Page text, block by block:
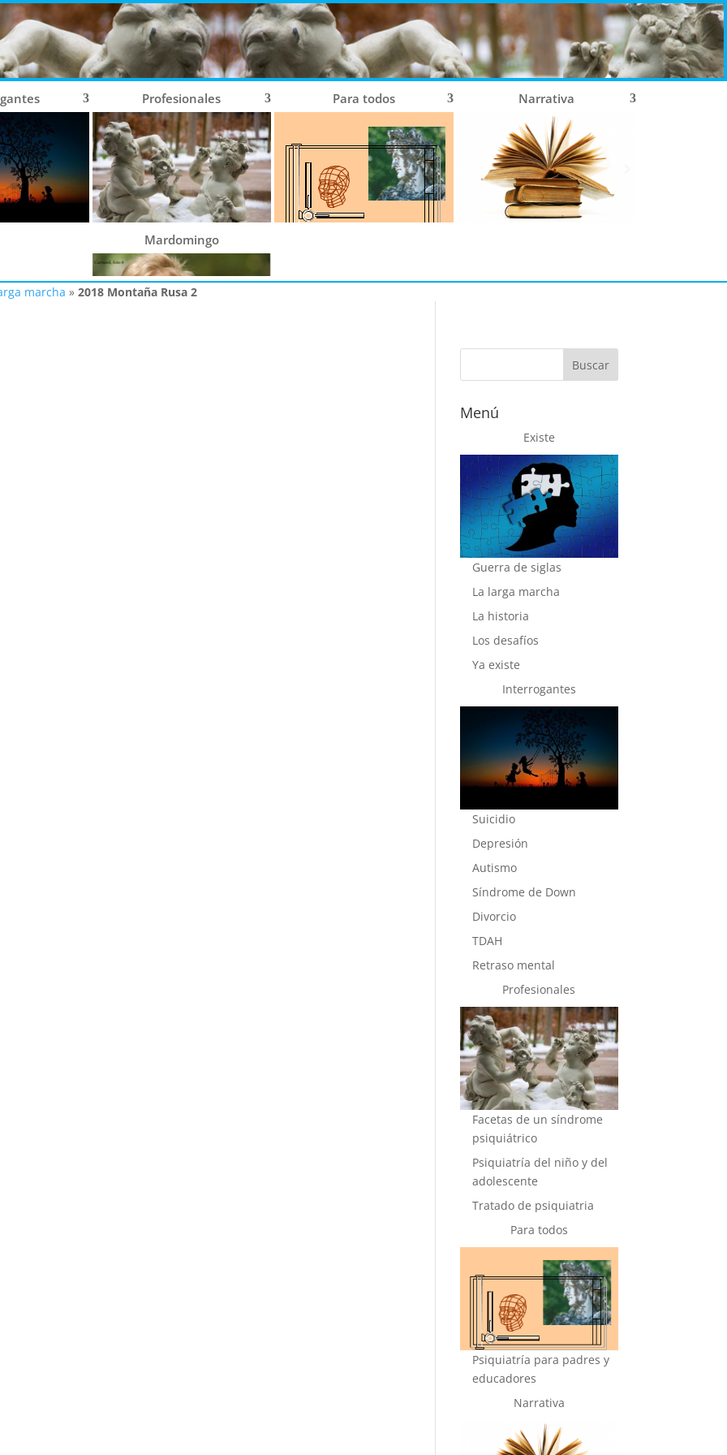
Profesionales Para todos Narrativa
Mardomingo
marcha »2018 Montaña Rusa 2
Menú
Existe
Guerra de siglas
La larga marcha
La historia
Los desafíos
Ya existe
Interrogantes
Suicidio
Depresión
Autismo
Síndrome de Down
Divorcio
TDAH
Retraso mental
Profesionales
Facetas de un síndrome
psiquiátrico
Psiquiatría del niño y del
adolescente
Tratado de psiquiatria
Para todos
Psiquiatría para padres y
educadores
Narrativa